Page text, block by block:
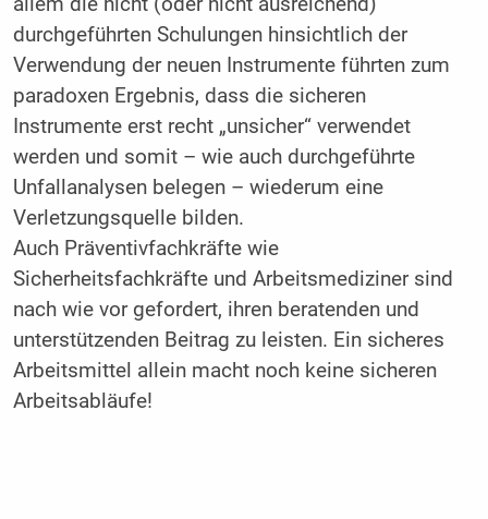
durchgeführten Schulungen hinsichtlich der
Verwendung der neuen Instrumente führten zum
paradoxen Ergebnis, dass die sicheren
Instrumente erst recht „unsicher“ verwendet
werden und somit – wie auch durchgeführte
Unfallanalysen belegen – wiederum eine
Verletzungsquelle bilden.
Auch Präventivfachkräfte wie
Sicherheitsfachkräfte und Arbeitsmediziner sind
nach wie vor gefordert, ihren beratenden und
unterstützenden Beitrag zu leisten. Ein sicheres
Arbeitsmittel allein macht noch keine sicheren
Arbeitsabläufe!